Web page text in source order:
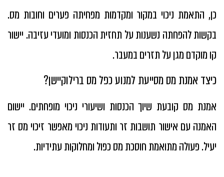
כן, התאמת ניכוי במקור ומקדמות מפחיתה פערים וחובות מס.
בקשות להפחתה נשענות על תחזית הכנסות ומועדי עזיבה. יישור
קו מוקדם מגן על תזרים במעבר.
כיצד אמנת מס מסייעת למנוע כפל מס ברילוקיישן?
אמנת מס קובעת שיוך הכנסות ושיעורי ניכוי מופחתים. יישום
האמנה עם אישור תושבות זר ותעודות ניכוי מאפשר זיכוי מס זר
יעיל. פעולה מתואמת חוסכת מס כפול ומחלוקות עתידיות.